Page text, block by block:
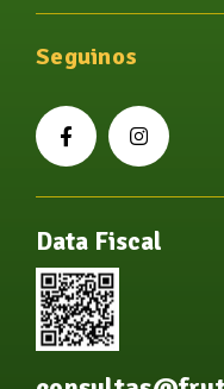
Seguinos
Data Fiscal